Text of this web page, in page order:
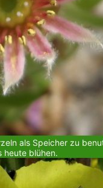
als Speicher zu
heute blühen.